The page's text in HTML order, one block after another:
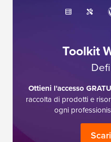
Toolkit
Ottieni l'accesso
raccolta di prodotti e
ogni